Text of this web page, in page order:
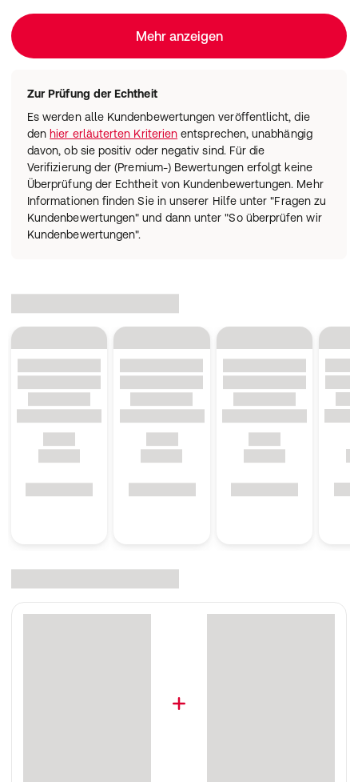
Mehr anzeigen
Zur Prüfung der Echtheit
Es werden alle Kundenbewertungen veröffentlicht, die
den hier erläuterten Kriterien entsprechen, unabhängig
davon, ob sie positiv oder negativ sind. Für die
Verifizierung der (Premium-) Bewertungen erfolgt keine
Überprüfung der Echtheit von Kundenbewertungen. Mehr
Informationen finden Sie in unserer Hilfe unter "Fragen zu
Kundenbewertungen" und dann unter "So überprüfen wir
Kundenbewertungen".